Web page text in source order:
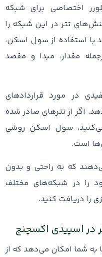
اختصاصی برای شبکه
تتر در این شبکه را
با استفاده از سول اسکن،
مقدار، مبدا و مقصد
در مورد قراردادهای
اگر از تترهای صادر شده
سول اسکن روشی
است.
که به راحتی و بدون
را در شبکه‌های مختلف
را دریافت کنید.
در اسپیدی اکسچنج
به شما امکان می‌دهد که از